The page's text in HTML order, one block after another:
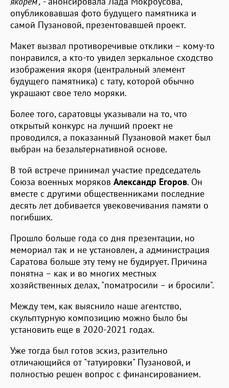
опубликовавшая фото будущего памятника и
самой Пузановой, презентовавшей проект.
Макет вызвал противоречивые отклики – кому-то
понравился, а кто-то увидел зеркальное сходство
изображения якоря (центральный элемент
будущего памятника) с тату, которой обычно
украшают свое тело моряки.
Более того, саратовцы указывали на то, что
открытый конкурс на лучший проект не
проводился, а показанный Пузановой макет был
выбран на безальтернативной основе.
В той встрече принимал участие председатель
Союза военных моряков Александр Егоров. Он
вместе с другими общественниками последние
десять лет добивается увековечивания памяти о
погибших.
Прошло больше года со дня презентации, но
мемориал так и не установлен, а администрация
Саратова больше эту тему не будирует. Причина
понятна – как и во многих местных
хозяйственных делах, "поматросили – и бросили".
Между тем, как выяснило наше агентство,
скульптурную композицию можно было бы
установить еще в 2020-2021 годах.
Уже тогда был готов эскиз, разительно
отличающийся от "татуировки" Пузановой, и
полностью решен вопрос с финансированием.